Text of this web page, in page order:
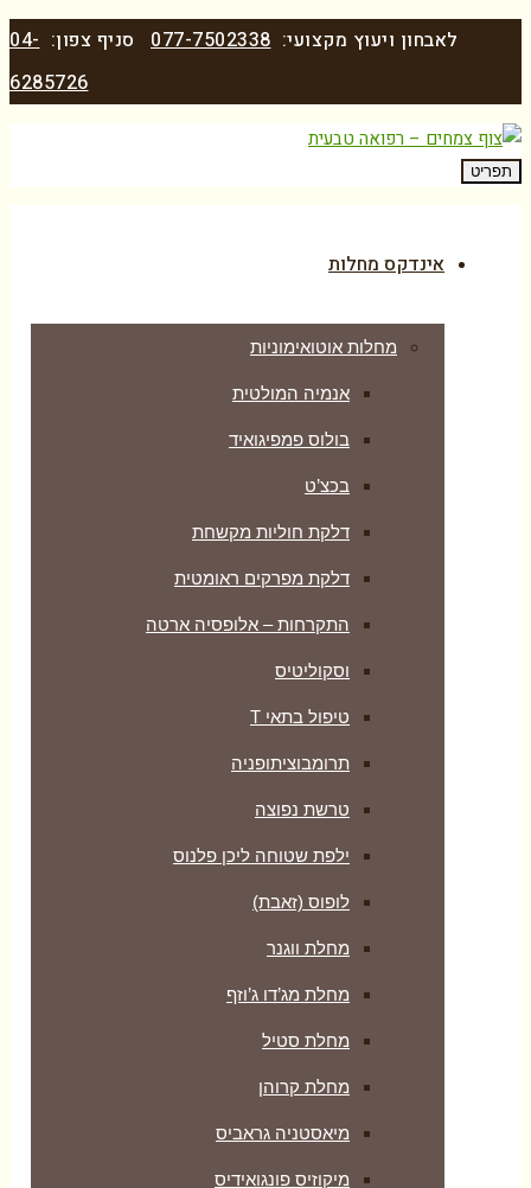
לאבחון ויעוץ מקצועי:077-7502338 סניף צפון:04-
6285726
תפריט
אינדקס מחלות
מחלות אוטואימוניות
אנמיה המולטית
בולוס פמפיגואיד
בכצ’ט
דלקת חוליות מקשחת
דלקת מפרקים ראומטית
התקרחות – אלופסיה ארטה
וסקוליטיס
טיפול בתאי T
תרומבוציתופניה
טרשת נפוצה
ילפת שטוחה ליכן פלנוס
לופוס (זאבת)
מחלת ווגנר
מחלת מג’דו ג’וזף
מחלת סטיל
מחלת קרוהן
מיאסטניה גראביס
מיקוזיס פונגואידיס